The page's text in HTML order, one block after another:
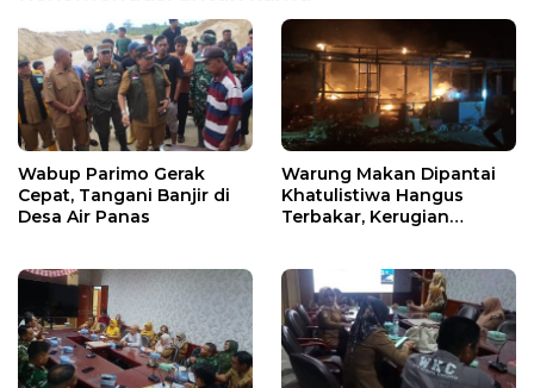
Wabup Parimo Gerak
Cepat, Tangani Banjir di
Desa Air Panas
Warung Makan Dipantai
Khatulistiwa Hangus
Terbakar, Kerugian